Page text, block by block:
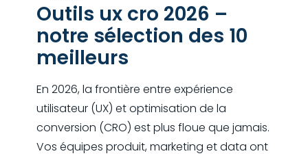
Outils ux cro 2026 –
notre sélection des 10
meilleurs
En 2026, la frontière entre expérience
utilisateur (UX) et optimisation de la
conversion (CRO) est plus floue que jamais.
Vos équipes produit, marketing et data ont